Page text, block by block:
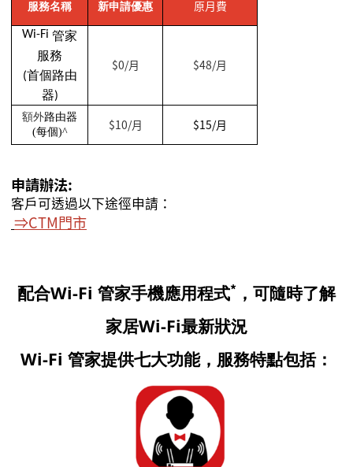
服務名稱 新申請優惠 原月費
Wi-Fi 管家
服務
(首個路由
器)
$0/月 $48/月
額外路由器
(每個)^ $10/月 $15/月
申請辦法:
客戶可透過以下途徑申請：
⇒CTM門市
配合Wi-Fi 管家手機應用程式* ，可隨時了解
家居Wi-Fi最新狀況
Wi-Fi 管家提供七大功能，服務特點包括：